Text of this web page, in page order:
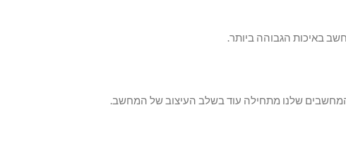
באיכות הגבוהה ביותר.
שלנו מתחילה עוד בשלב העיצוב של המחשב.